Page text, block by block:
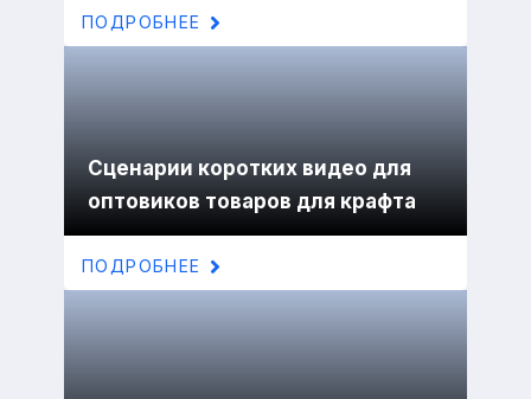
ПОДРОБНЕЕ
Сценарии коротких видео для
оптовиков товаров для крафта
ПОДРОБНЕЕ